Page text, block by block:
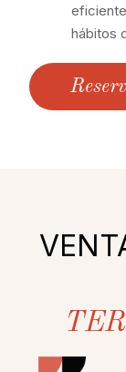
hábitos